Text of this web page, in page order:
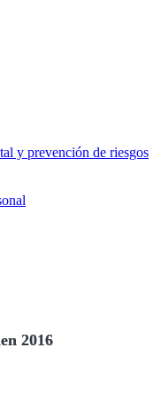
y prevención de riesgos
2016